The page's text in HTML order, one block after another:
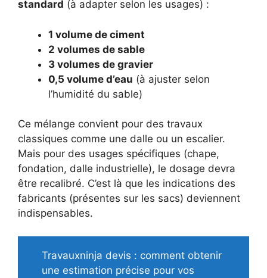
standard (à adapter selon les usages) :
1 volume de ciment
2 volumes de sable
3 volumes de gravier
0,5 volume d’eau (à ajuster selon
l’humidité du sable)
Ce mélange convient pour des travaux
classiques comme une dalle ou un escalier.
Mais pour des usages spécifiques (chape,
fondation, dalle industrielle), le dosage devra
être recalibré. C’est là que les indications des
fabricants (présentes sur les sacs) deviennent
indispensables.
Travauxninja devis : comment obtenir
une estimation précise pour vos